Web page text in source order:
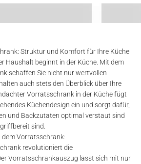
Struktur und Komfort für Ihre Küche
Haushalt beginnt in der Küche. Mit dem
schaffen Sie nicht nur wertvollen
auch stets den Überblick über Ihre
Vorratsschrank in der Küche fügt
Küchendesign ein und sorgt dafür,
und Backzutaten optimal verstaut sind
sind.
Vorratsschrank:
revolutioniert die
Vorratsschrankauszug lässt sich mit nur